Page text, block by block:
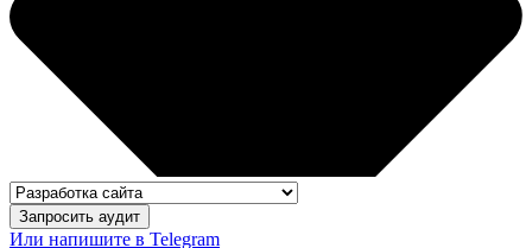
Запросить аудит
Или напишите в Telegram